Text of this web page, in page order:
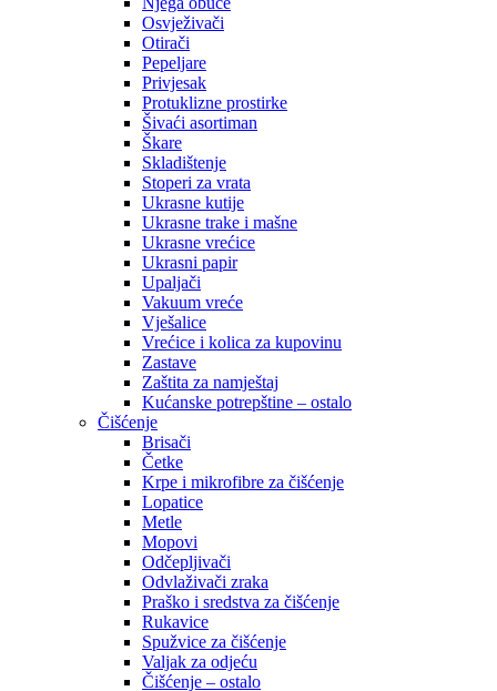
Osvježivači
Otirači
Pepeljare
Privjesak
Protuklizne prostirke
Šivaći asortiman
Škare
Skladištenje
Stoperi za vrata
Ukrasne kutije
Ukrasne trake i mašne
Ukrasne vrećice
Ukrasni papir
Upaljači
Vakuum vreće
Vješalice
Vrećice i kolica za kupovinu
Zastave
Zaštita za namještaj
Kućanske potrepštine – ostalo
Čišćenje
Brisači
Četke
Krpe i mikrofibre za čišćenje
Lopatice
Metle
Mopovi
Odčepljivači
Odvlaživači zraka
Praško i sredstva za čišćenje
Rukavice
Spužvice za čišćenje
Valjak za odjeću
Čišćenje – ostalo